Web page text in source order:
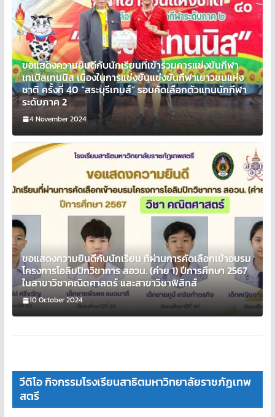
ขอแสดงความยินดีกับนักเรียนที่เข้าร่วมการแข่งขันกีฬา
เทเบิลเทนนิส เนื่องในการแข่งขันแข่งขันกีฬาเยาวชนแห่ง
ชาติ ครั้งที่ 40 “สระบุรีเกมส์” รอบคัดเลือกตัวแทนนักกีฬา
ระดับภาค 2
4 November 2024
ขอแสดงความยินดีกับนักเรียน ที่ผ่านการคัดเลือกเข้าอบรม
โครงการโอลิมปิกวิชาการ สอวน. (ค่าย 1) ปีการศึกษา 2567
ในสาขาวิชาคณิตศาสตร์ และสาขาวิชาฟิสิกส์
10 October 2024
วีดิโอ กิจกรรมโรงเรียนสาธิตมหาวิทยาลัยราชภัฏเทพ
สตรี